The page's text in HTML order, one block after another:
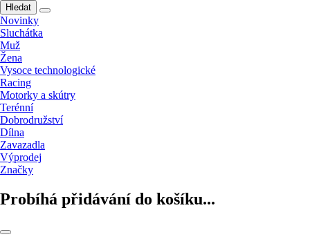
Hledat
Novinky
Sluchátka
Muž
Žena
Vysoce technologické
Racing
Motorky a skútry
Terénní
Dobrodružství
Dílna
Zavazadla
Výprodej
Značky
Probíhá přidávání do košíku...